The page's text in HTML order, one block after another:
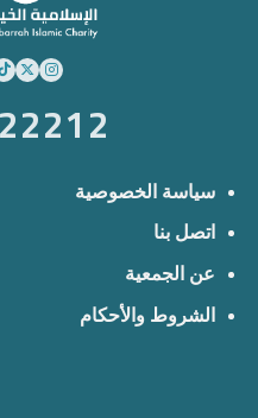
سياسة الخصوصية
اتصل بنا
عن الجمعية
الشروط والأحكام